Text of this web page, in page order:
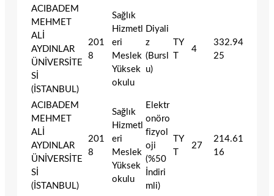
ACIBADEM
MEHMET
ALİ
AYDINLAR
ÜNİVERSİTE
Sİ
(İSTANBUL)
201
8
Sağlık
Hizmetl
eri
Meslek
Yüksek
okulu
Diyali
z
(Bursl
u)
TY
T
4
332.94
25
ACIBADEM
MEHMET
ALİ
AYDINLAR
ÜNİVERSİTE
Sİ
(İSTANBUL)
201
8
Sağlık
Hizmetl
eri
Meslek
Yüksek
okulu
Elektr
onöro
fizyol
oji
(%50
İndiri
mli)
TY
T
27
214.61
16